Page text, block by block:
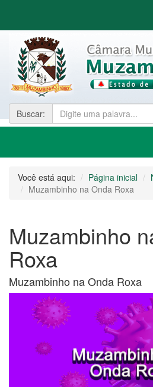
Buscar:
Você está aqui:
Página inicial
Muzambinho na Onda Roxa
Muzambinho
Roxa
Muzambinho na Onda Roxa